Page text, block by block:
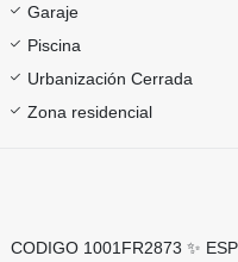
Garaje
Piscina
Urbanización Cerrada
Zona residencial
CODIGO 1001FR2873 ✨